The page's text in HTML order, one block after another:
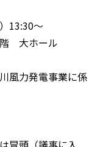
13:30～
大ホール
力発電事業に係